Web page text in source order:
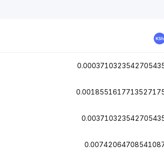
0.0018551617713527175
0.00742064708541087